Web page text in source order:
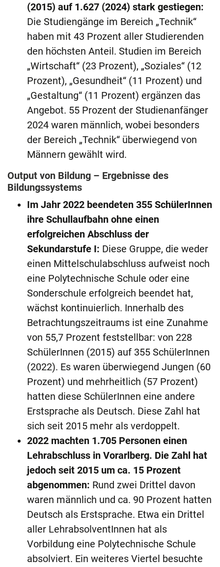
(2015) auf 1.627 (2024) stark gestiegen:
Die Studiengänge im Bereich „Technik“
haben mit 43 Prozent aller Studierenden
den höchsten Anteil. Studien im Bereich
„Wirtschaft“ (23 Prozent), „Soziales“ (12
Prozent), „Gesundheit“ (11 Prozent) und
„Gestaltung“ (11 Prozent) ergänzen das
Angebot. 55 Prozent der Studienanfänger
2024 waren männlich, wobei besonders
der Bereich „Technik“ überwiegend von
Männern gewählt wird.
Output von Bildung – Ergebnisse des
Bildungssystems
Im Jahr 2022 beendeten 355 SchülerInnen
ihre Schullaufbahn ohne einen
erfolgreichen Abschluss der
Sekundarstufe I: Diese Gruppe, die weder
einen Mittelschulabschluss aufweist noch
eine Polytechnische Schule oder eine
Sonderschule erfolgreich beendet hat,
wächst kontinuierlich. Innerhalb des
Betrachtungszeitraums ist eine Zunahme
von 55,7 Prozent feststellbar: von 228
SchülerInnen (2015) auf 355 SchülerInnen
(2022). Es waren überwiegend Jungen (60
Prozent) und mehrheitlich (57 Prozent)
hatten diese SchülerInnen eine andere
Erstsprache als Deutsch. Diese Zahl hat
sich seit 2015 mehr als verdoppelt.
2022 machten 1.705 Personen einen
Lehrabschluss in Vorarlberg. Die Zahl hat
jedoch seit 2015 um ca. 15 Prozent
abgenommen: Rund zwei Drittel davon
waren männlich und ca. 90 Prozent hatten
Deutsch als Erstsprache. Etwa ein Drittel
aller LehrabsolventInnen hat als
Vorbildung eine Polytechnische Schule
absolviert. Ein weiteres Viertel besuchte